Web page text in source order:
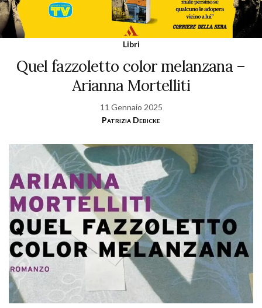
Libri
Quel fazzoletto color melanzana –
Arianna Mortelliti
11 Gennaio 2025
Patrizia Debicke